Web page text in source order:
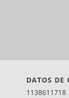
DATOS DE
1138611718